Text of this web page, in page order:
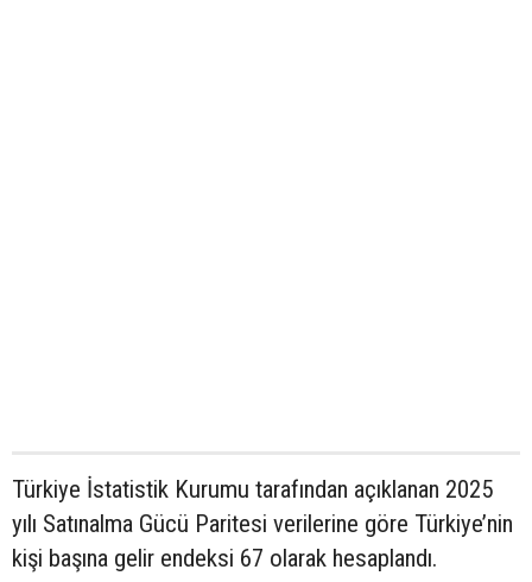
Türkiye İstatistik Kurumu tarafından açıklanan 2025
yılı Satınalma Gücü Paritesi verilerine göre Türkiye’nin
kişi başına gelir endeksi 67 olarak hesaplandı.